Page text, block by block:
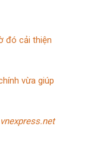
đó cải thiện
vừa giúp